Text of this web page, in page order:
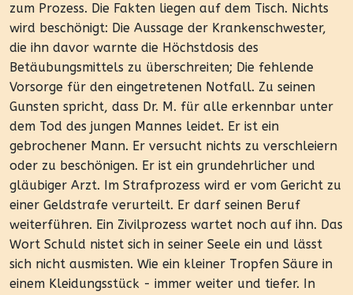
zum Prozess. Die Fakten liegen auf dem Tisch. Nichts
wird beschönigt: Die Aussage der Krankenschwester,
die ihn davor warnte die Höchstdosis des
Betäubungsmittels zu überschreiten; Die fehlende
Vorsorge für den eingetretenen Notfall. Zu seinen
Gunsten spricht, dass Dr. M. für alle erkennbar unter
dem Tod des jungen Mannes leidet. Er ist ein
gebrochener Mann. Er versucht nichts zu verschleiern
oder zu beschönigen. Er ist ein grundehrlicher und
gläubiger Arzt. Im Strafprozess wird er vom Gericht zu
einer Geldstrafe verurteilt. Er darf seinen Beruf
weiterführen. Ein Zivilprozess wartet noch auf ihn. Das
Wort Schuld nistet sich in seiner Seele ein und lässt
sich nicht ausmisten. Wie ein kleiner Tropfen Säure in
einem Kleidungsstück - immer weiter und tiefer. In